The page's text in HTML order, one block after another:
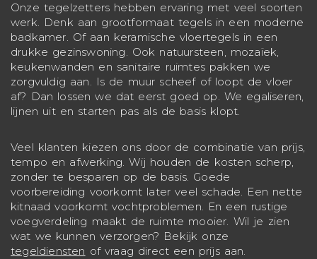
Onze tegelzetters hebben ervaring met veel soorten
werk. Denk aan grootformaat tegels in een moderne
badkamer. Of aan keramische vloertegels in een
drukke gezinswoning. Ook natuursteen, mozaïek,
keukenwanden en sanitaire ruimtes pakken we
zorgvuldig aan. Is de muur scheef of loopt de vloer
af? Dan lossen we dat eerst goed op. We egaliseren,
lijnen uit en starten pas als de basis klopt.
Veel klanten kiezen ons door de combinatie van prijs,
tempo en afwerking. Wij houden de kosten scherp,
zonder te besparen op de basis. Goede
voorbereiding voorkomt later veel schade. Een nette
kitnaad voorkomt vochtproblemen. En een rustige
voegverdeling maakt de ruimte mooier. Wil je zien
wat we kunnen verzorgen? Bekijk onze
tegeldiensten of vraag direct een prijs aan.